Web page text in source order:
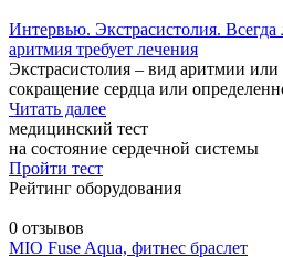
Интервью. Экстрасистолия. Всегда
аритмия требует лечения
Экстрасистолия – вид аритмии
сокращение сердца или
Читать далее
медицинский тест
на состояние сердечной системы
Пройти тест
Рейтинг оборудования
0 отзывов
MIO Fuse Aqua, фитнес браслет